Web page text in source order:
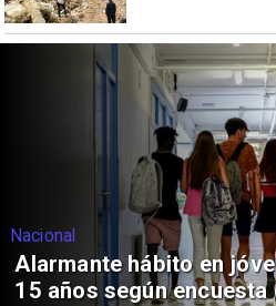
Nacional
Alarmante hábito en
15 años según encuesta